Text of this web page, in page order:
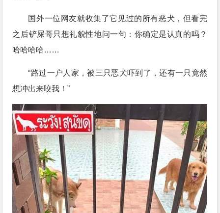
国外一位网友就收集了它见过的所有恶犬，但看完
之后铲屎哥只想礼貌性地问一句：你确定是认真的吗？
哈哈哈哈……
“路过一户人家，被三只恶犬吓到了，还有一只竟然
想冲出来咬我！”